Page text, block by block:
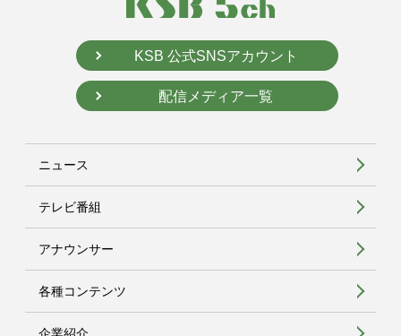
KSB 公式SNSアカウント
配信メディア一覧
ニュース
テレビ番組
アナウンサー
各種コンテンツ
企業紹介